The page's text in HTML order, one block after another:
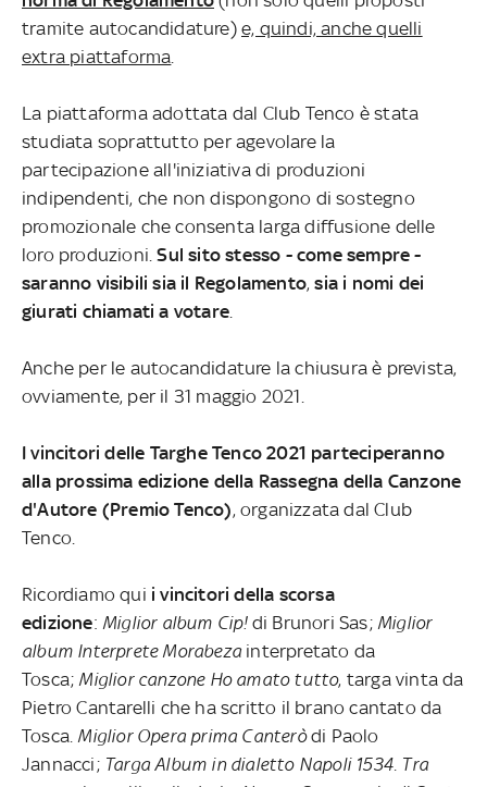
tramite autocandidature) e, quindi, anche quelli
extra piattaforma.
La piattaforma adottata dal Club Tenco è stata
studiata soprattutto per agevolare la
partecipazione all'iniziativa di produzioni
indipendenti, che non dispongono di sostegno
promozionale che consenta larga diffusione delle
loro produzioni.Sul sito stesso - come sempre -
saranno visibili sia il Regolamento,sia i nomi dei
giurati chiamati a votare.
Anche per le autocandidature la chiusura è prevista,
ovviamente, per il 31 maggio 2021.
I vincitori delle Targhe Tenco 2021 parteciperanno
alla prossima edizione della Rassegna della Canzone
d'Autore (Premio Tenco), organizzata dal Club
Tenco.
Ricordiamo qui i vincitori della scorsa
edizione:Miglior album Cip! di Brunori Sas; Miglior
album InterpreteMorabezainterpretato da
Tosca;Miglior canzone Ho amato tutto, targa vinta da
Pietro Cantarelli che ha scritto il brano cantato da
Tosca. Miglior Opera prima Canteròdi Paolo
Jannacci; Targa Album in dialetto Napoli 1534. Tra